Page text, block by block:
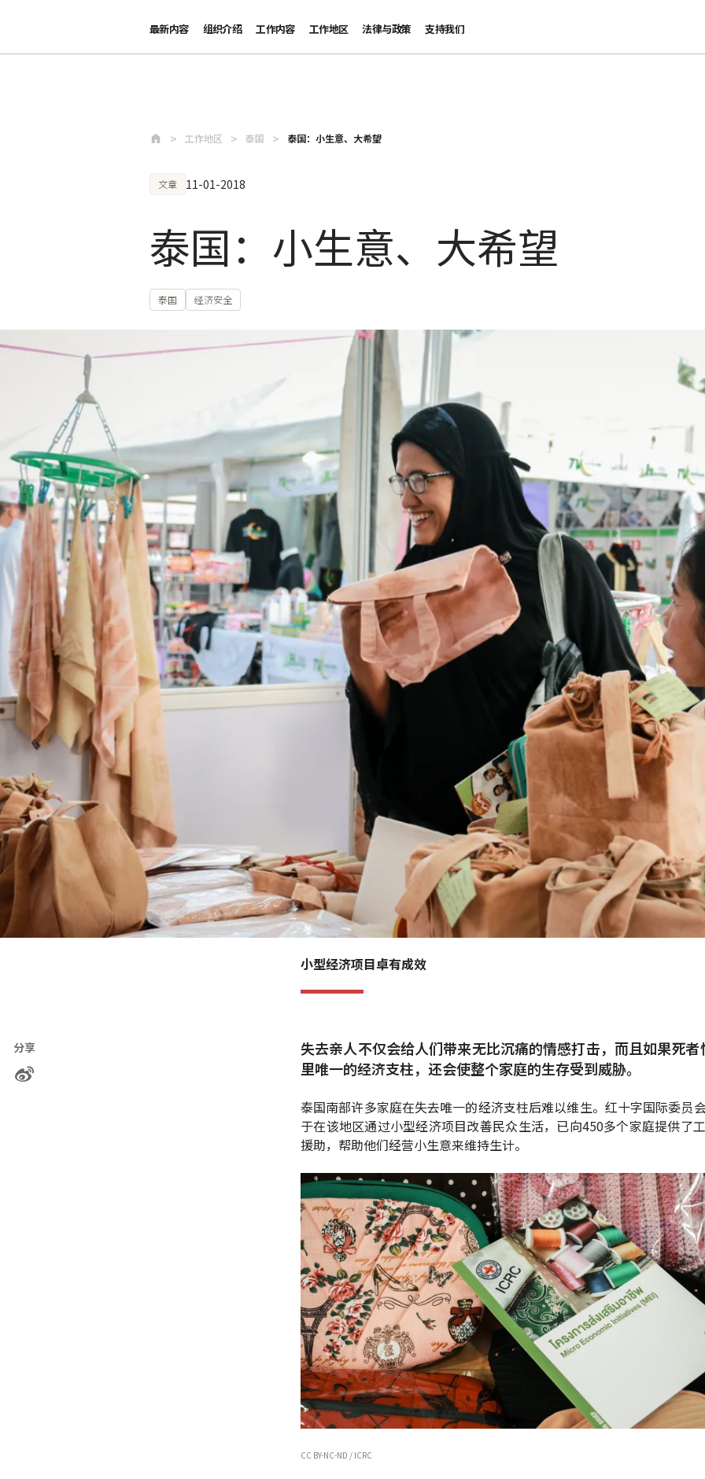
最新内容 组织介绍 工作内容 工作地区 法律与政策 支持我们
工作地区 泰国 泰国：小生意、大希望
文章 11-01-2018
泰国：小生意、大希望
泰国 经济安全
小型经济项目卓有成效
分享
失去亲人不仅会给人们带来无比沉痛的情感打击，而且如果死者
里唯一的经济支柱，还会使整个家庭的生存受到威胁。
泰国南部许多家庭在失去唯一的经济支柱后难以维生。红十字国际委员
于在该地区通过小型经济项目改善民众生活，已向450多个家庭提供了
援助，帮助他们经营小生意来维持生计。
CC BY-NC-ND / ICRC